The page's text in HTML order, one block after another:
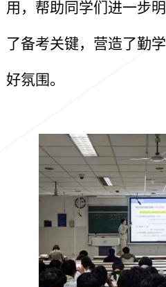
用，帮助同学们进一步
了备考关键，营造了勤
好氛围。